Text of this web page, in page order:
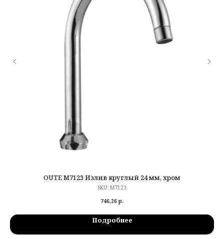
OUTE M7123 Излив круглый 24 мм, хром
SKU: M7123
746,26 р.
Подробнее